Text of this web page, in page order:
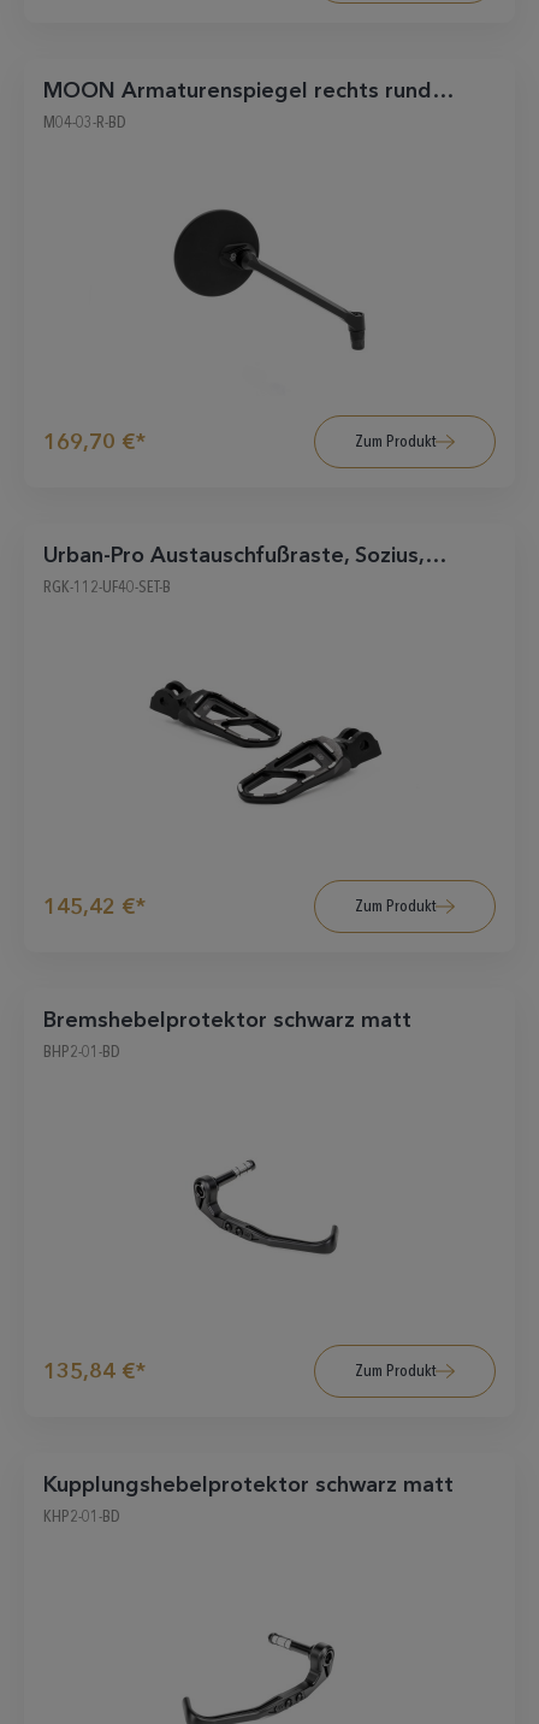
MOON Armaturenspiegel rechts rund
schwarz matt
M04-03-R-BD
169,70 €* Zum Produkt
Urban-Pro Austauschfußraste, Sozius,
schwarz
RGK-112-UF40-SET-B
145,42 €* Zum Produkt
Bremshebelprotektor schwarz matt
BHP2-01-BD
135,84 €* Zum Produkt
Kupplungshebelprotektor schwarz matt
KHP2-01-BD